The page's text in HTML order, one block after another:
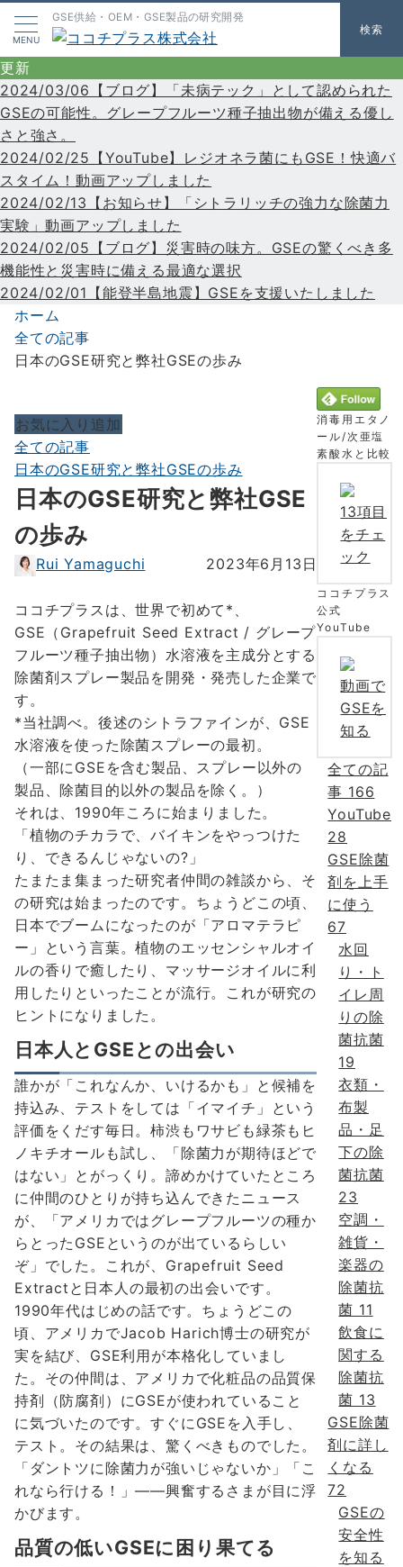
MENU
GSE供給・OEM・GSE製品の研究開発
検索
更新
2024/03/06【ブログ】「未病テック」として認められた
GSEの可能性。グレープフルーツ種子抽出物が備える優し
さと強さ。
2024/02/25【YouTube】レジオネラ菌にもGSE！快適バ
スタイム！動画アップしました
2024/02/13【お知らせ】「シトラリッチの強力な除菌力
実験」動画アップしました
2024/02/05【ブログ】災害時の味方。GSEの驚くべき多
機能性と災害時に備える最適な選択
2024/02/01【能登半島地震】GSEを支援いたしました
ホーム
全ての記事
日本のGSE研究と弊社GSEの歩み
お気に入り追加
全ての記事
日本のGSE研究と弊社GSEの歩み
日本のGSE研究と弊社GSE
の歩み
2023年6月13日
Rui Yamaguchi
ココチプラスは、世界で初めて*、
GSE（Grapefruit Seed Extract / グレープ
フルーツ種子抽出物）水溶液を主成分とする
除菌剤スプレー製品を開発・発売した企業で
す。
*当社調べ。後述のシトラファインが、GSE
水溶液を使った除菌スプレーの最初。
（一部にGSEを含む製品、スプレー以外の
製品、除菌目的以外の製品を除く。）
それは、1990年ころに始まりました。
「植物のチカラで、バイキンをやっつけた
り、できるんじゃないの?」
たまたま集まった研究者仲間の雑談から、そ
の研究は始まったのです。ちょうどこの頃、
日本でブームになったのが「アロマテラピ
ー」という言葉。植物のエッセンシャルオイ
ルの香りで癒したり、マッサージオイルに利
用したりといったことが流行。これが研究の
ヒントになりました。
日本人とGSEとの出会い
誰かが「これなんか、いけるかも」と候補を
持込み、テストをしては「イマイチ」という
評価をくだす毎日。柿渋もワサビも緑茶もヒ
ノキチオールも試し、「除菌力が期待ほどで
はない」とがっくり。諦めかけていたところ
に仲間のひとりが持ち込んできたニュース
が、「アメリカではグレープフルーツの種か
らとったGSEというのが出ているらしい
ぞ」でした。これが、Grapefruit Seed
Extractと日本人の最初の出会いです。
1990年代はじめの話です。ちょうどこの
頃、アメリカでJacob Harich博士の研究が
実を結び、GSE利用が本格化していまし
た。その仲間は、アメリカで化粧品の品質保
持剤（防腐剤）にGSEが使われていること
に気づいたのです。すぐにGSEを入手し、
テスト。その結果は、驚くべきものでした。
「ダントツに除菌力が強いじゃないか」「こ
れなら行ける！」――興奮するさまが目に浮
かびます。
品質の低いGSEに困り果てる
消毒用エタノ
ール/次亜塩
素酸水と比較
13項目
をチェ
ック
ココチプラス
公式
YouTube
動画で
GSEを
知る
全ての記
事 166
YouTube
28
GSE除菌
剤を上手
に使う
67
水回
り・ト
イレ周
りの除
菌抗菌
19
衣類・
布製
品・足
下の除
菌抗菌
23
空調・
雑貨・
楽器の
除菌抗
菌 11
飲食に
関する
除菌抗
菌 13
GSE除菌
剤に詳し
くなる
72
GSEの
安全性
を知る